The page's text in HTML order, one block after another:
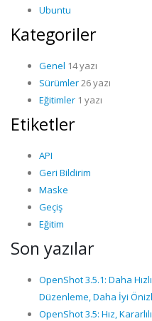
Ubuntu
Kategoriler
Genel 14 yazı
Sürümler26 yazı
Eğitimler 1 yazı
Etiketler
API
Geri Bildirim
Maske
Geçiş
Eğitim
Son yazılar
OpenShot 3.5.1: Daha
Düzenleme, Daha İyi
OpenShot 3.5: Hız,